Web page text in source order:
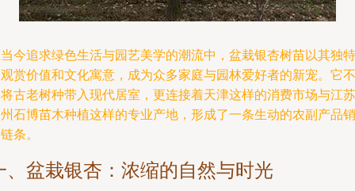
今追求绿色生活与园艺美学的潮流中，盆栽银杏树苗以其独特
赏价值和文化寓意，成为众多家庭与园林爱好者的新宠。它不
古老树种带入现代居室，更连接着天津这样的消费市场与江苏
石博苗木种植这样的专业产地，形成了一条生动的农副产品销
条。
、盆栽银杏：浓缩的自然与时光